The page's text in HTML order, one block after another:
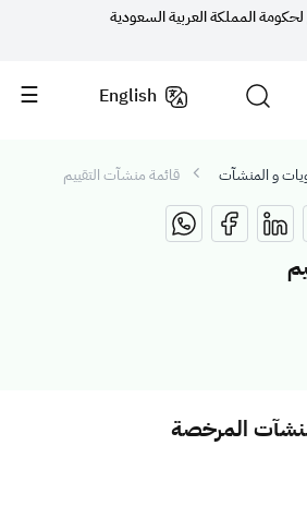
المملكة العربية السعودية
English
و المنشآت قائمة منشآت التقييم
المرخصة